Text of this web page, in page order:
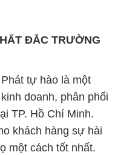
ĐẮC TRƯỜNG
tự hào là một
doanh, phân phối
TP. Hồ Chí Minh.
khách hàng sự hài
một cách tốt nhất.